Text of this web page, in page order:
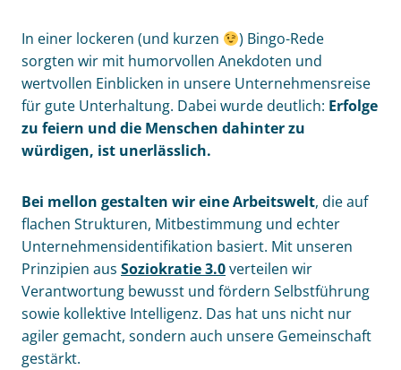
In einer lockeren (und kurzen
) Bingo-Rede
sorgten wir mit humorvollen Anekdoten und
wertvollen Einblicken in unsere Unternehmensreise
für gute Unterhaltung. Dabei wurde deutlich: Erfolge
zu feiern und die Menschen dahinter zu
würdigen, ist unerlässlich.
Bei mellon gestalten wir eine Arbeitswelt, die auf
flachen Strukturen, Mitbestimmung und echter
Unternehmensidentifikation basiert. Mit unseren
Prinzipien aus Soziokratie 3.0verteilen wir
Verantwortung bewusst und fördern Selbstführung
sowie kollektive Intelligenz. Das hat uns nicht nur
agiler gemacht, sondern auch unsere Gemeinschaft
gestärkt.